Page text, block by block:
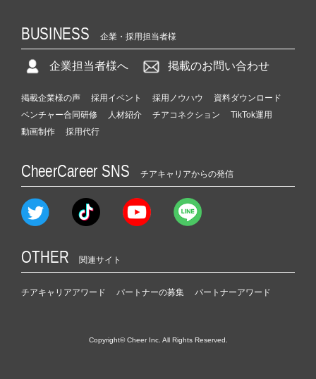
BUSINESS 企業・採用担当者様
企業担当者様へ 掲載のお問い合わせ
掲載企業様の声 採用イベント 採用ノウハウ
資料ダウンロード
ベンチャー合同研修
人材紹介 チアコネクション
TikTok運用
動画制作
採用代行
CheerCareer SNS チアキャリアからの発信
OTHER 関連サイト
チアキャリアアワード パートナーの募集 パートナーアワード
Copyright© Cheer Inc. All Rights Reserved.